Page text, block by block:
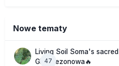
Nowe tematy
47
Living Soil Soma's
GHS sezonowa🔥